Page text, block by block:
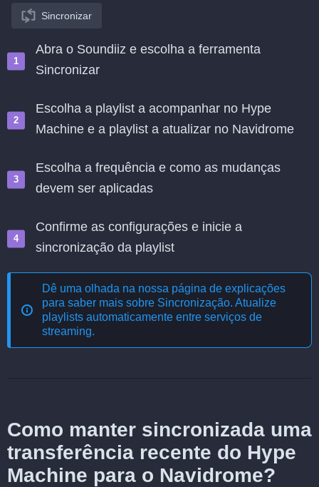
Sincronizar
Abra o Soundiiz e escolha a ferramenta
Sincronizar
Escolha a playlist a acompanhar no Hype
Machine e a playlist a atualizar no Navidrome
Escolha a frequência e como as mudanças
devem ser aplicadas
Confirme as configurações e inicie a
sincronização da playlist
Dê uma olhada na nossa página de explicações
para saber mais sobre Sincronização. Atualize
playlists automaticamente entre serviços de
streaming.
Como manter sincronizada uma
transferência recente do Hype
Machine para o Navidrome?